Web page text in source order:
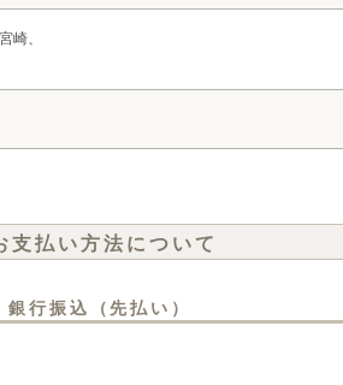
崎、
支払い方法について
銀行振込（先払い）